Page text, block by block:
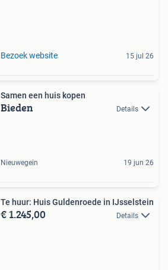
Bezoek website 15 jul 26
Samen een huis kopen
Bieden Details
Nieuwegein 19 jun 26
Te huur: Huis Guldenroede in IJsselstein
€ 1.245,00 Details